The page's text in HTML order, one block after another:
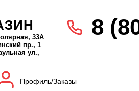
33А
пр., 1
ул.,
8
Профиль/Заказы